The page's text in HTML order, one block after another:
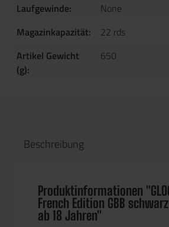
Laufgewinde:
None
Magazinkapazität:
22 rds
Artikel Gewicht
(g):
650
Beschreibung
Produktinformationen
French Edition GBB
ab 18 Jahren"